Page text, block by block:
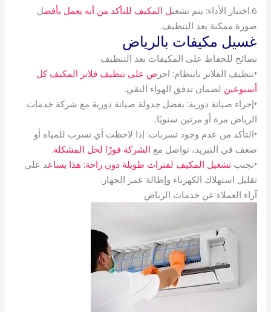
6.اختبار الأداء: يتم تشغي
ل المكيف للتأكد من أنه يعمل بأفضل
صورة ممكنة بعد التنظيف.
غسيل مكيفات بالرياض
نصائح للحفاظ على المكيفات بعد التنظيف
•تنظيف الفلاتر بانتظام: احر ص على تنظيف فلاتر المكيف كل
أسبوعين لضمان تدفق الهواء النقي.
•إجراء صيانة دورية: يفضل جدولة صيانة دورية مع شركة خدمات
الرياض مرة أو مرتين سنويًا.
•التأكد من عدم وجود تسربات: إذا لاحظت أي تسرب للمياه أو
ضعف في التبريد، تواصل مع الشركة فورًا لحل المشكلة.
•تجنب تشغيل المكيف لفترات طويلة دون راحة: هذا يساعد على
تقليل استهلاك الكهرباء وإطالة عمر الجهاز.
آراء العملاء عن خدمات الرياض